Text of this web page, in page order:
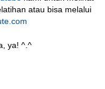
atau bisa melalui
ya! ^.^